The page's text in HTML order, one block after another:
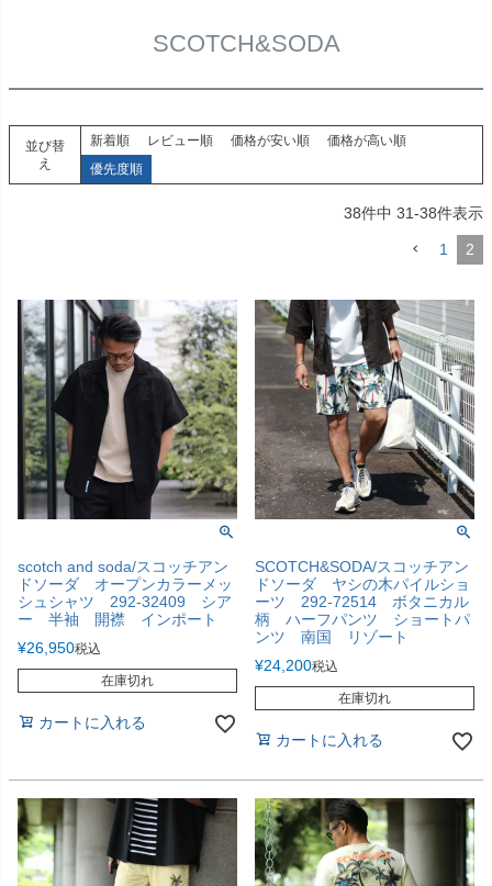
SCOTCH&SODA
並び替
え
新着順 レビュー順 価格が安い順
価格が高い順
優先度順
38件中 31-38件表示
1 2
scotch and soda/スコッチアン
ドソーダ オープンカラーメッ
シュシャツ 292-32409 シア
ー 半袖 開襟 インポート
¥26,950税込
在庫切れ
カートに入れる
SCOTCH&SODA/スコッチアン
ドソーダ ヤシの木パイルショ
ーツ 292-72514 ボタニカル
柄 ハーフパンツ ショートパ
ンツ 南国 リゾート
¥24,200税込
在庫切れ
カートに入れる